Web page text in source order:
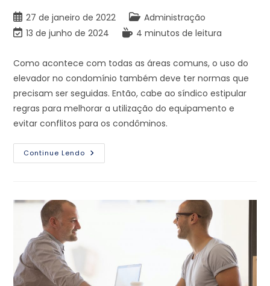
27 de janeiro de 2022
Administração
13 de junho de 2024
4 minutos de leitura
Como acontece com todas as áreas comuns, o uso do
elevador no condomínio também deve ter normas que
precisam ser seguidas. Então, cabe ao síndico estipular
regras para melhorar a utilização do equipamento e
evitar conflitos para os condôminos.
Continue Lendo